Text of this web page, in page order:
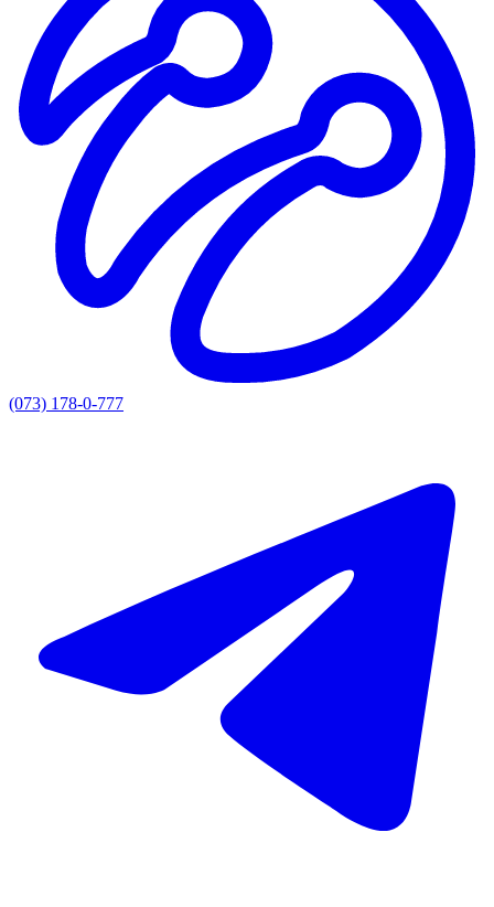
(073) 178-0-777